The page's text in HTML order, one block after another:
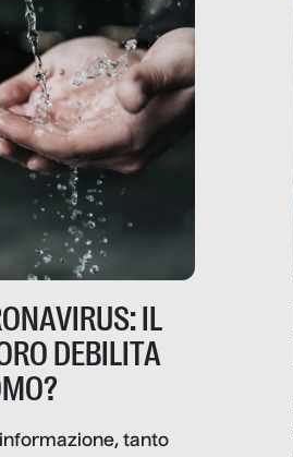
IL
DEBILITA
tanto